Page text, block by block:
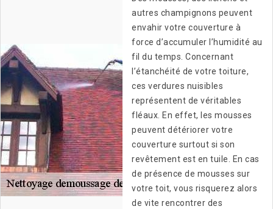
autres champignons peuvent
envahir votre couverture à
force d’accumuler l’humidité au
fil du temps. Concernant
l’étanchéité de votre toiture,
ces verdures nuisibles
représentent de véritables
fléaux. En effet, les mousses
peuvent détériorer votre
couverture surtout si son
revêtement est en tuile. En cas
de présence de mousses sur
votre toit, vous risquerez alors
de vite rencontrer des